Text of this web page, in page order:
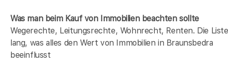
Was man beim Kauf von Immobilien beachten sollte
Wegerechte, Leitungsrechte, Wohnrecht, Renten. Die
lang, was alles den Wert von Immobilien in Braunsbedra
beeinflusst